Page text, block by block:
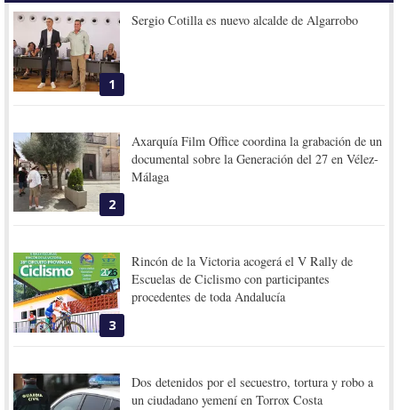
1
Sergio Cotilla es nuevo alcalde de Algarrobo
2
Axarquía Film Office coordina la grabación de un
documental sobre la Generación del 27 en Vélez-
Málaga
3
Rincón de la Victoria acogerá el V Rally de
Escuelas de Ciclismo con participantes
procedentes de toda Andalucía
Dos detenidos por el secuestro, tortura y robo a
un ciudadano yemení en Torrox Costa